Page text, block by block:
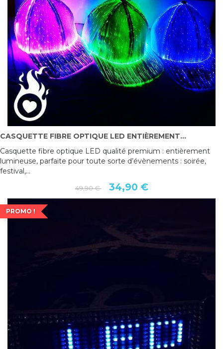
CASQUETTE FIBRE OPTIQUE LED ENTIÈREMENT...
Casquette fibre optique LED qualité premium : entièrement
lumineuse, parfaite pour toute sorte d’évènements : soirée,
festival,...
49,90 € 34,90 €
PROMO !